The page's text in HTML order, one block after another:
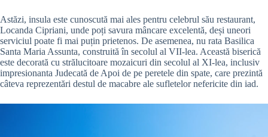
Astăzi, insula este cunoscută mai ales pentru celebrul său restaurant,
Locanda Cipriani, unde poți savura mâncare excelentă, deși uneori
serviciul poate fi mai puțin prietenos. De asemenea, nu rata Basilica
Santa Maria Assunta, construită în secolul al VII-lea. Această biserică
este decorată cu strălucitoare mozaicuri din secolul al XI-lea, inclusiv
impresionanta Judecată de Apoi de pe peretele din spate, care prezintă
câteva reprezentări destul de macabre ale sufletelor nefericite din iad.